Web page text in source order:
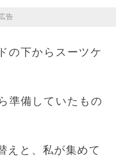
告
の下からスーツケ
準備していたもの
えと、私が集めて